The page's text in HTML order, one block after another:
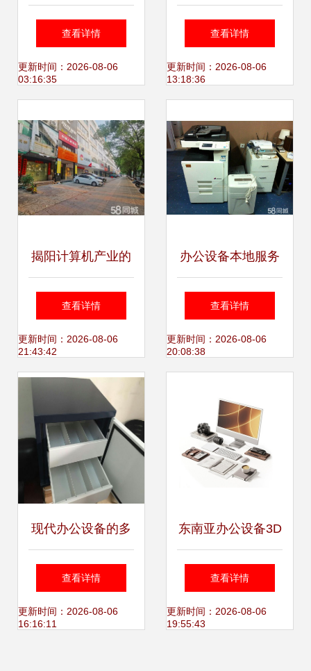
明的图腾
查看详情
更新时间：2026-08-06
03:16:35
维修》 一本连接技
术与文化的实用读
查看详情
更新时间：2026-08-06
13:18:36
揭阳计算机产业的
崛起 挑战与机遇并
存
查看详情
更新时间：2026-08-06
21:43:42
办公设备本地服务
红桥、南开、西青
上门维修复印机与
查看详情
更新时间：2026-08-06
20:08:38
现代办公设备的多
功能化趋势与产品
信息解析
查看详情
更新时间：2026-08-06
16:16:11
东南亚办公设备3D
模型 付费与免费的
完美选择
查看详情
更新时间：2026-08-06
19:55:43